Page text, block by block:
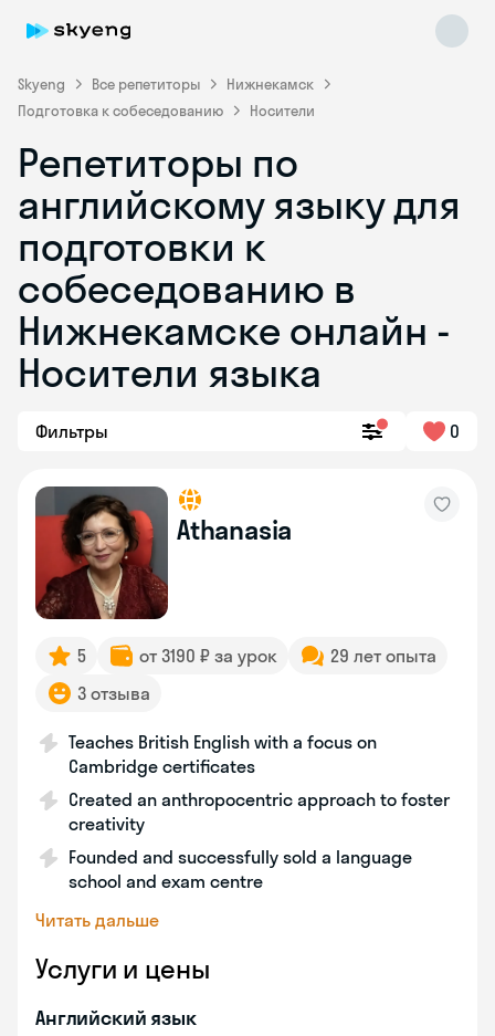
Skyeng Все репетиторы
Нижнекамск
Подготовка к собеседованию
Носители
Репетиторы по
английскому языку для
подготовки к
собеседованию в
Нижнекамске онлайн -
Носители языка
Фильтры 0
Athanasia
5 от 3190 ₽ за урок
29 лет опыта
3 отзыва
Teaches British English with a focus on
Cambridge certificates
Created an anthropocentric approach to foster
creativity
Founded and successfully sold a language
school and exam centre
Читать дальше
Услуги и цены
Английский язык
Skyeng Chat